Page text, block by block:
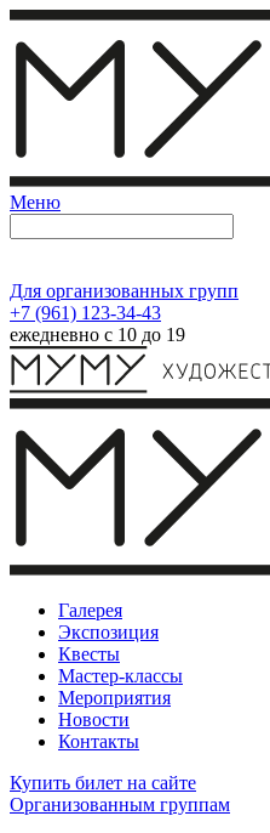
Меню
Для организованных групп
+7 (961) 123-34-43
ежедневно с 10 до 19
Галерея
Экспозиция
Квесты
Мастер-классы
Мероприятия
Новости
Контакты
Купить билет на сайте
Организованным группам